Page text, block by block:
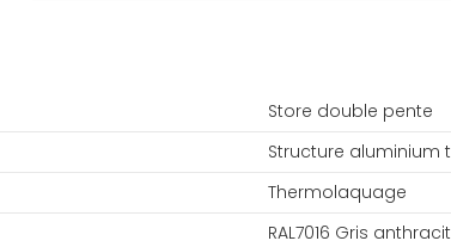
Store double pente
Structure
Thermolaquage
RAL7016 Gris